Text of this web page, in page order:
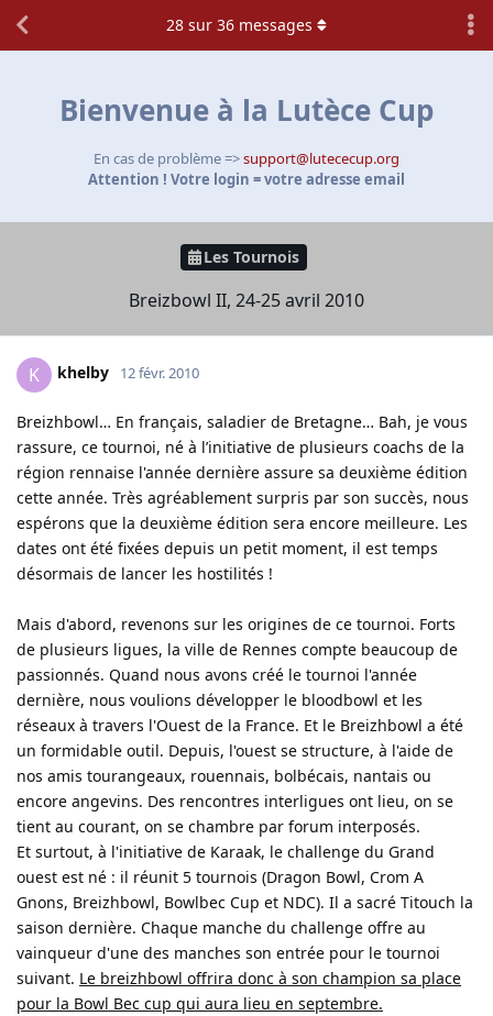
Bienvenue à la Lutèce Cup
En cas de problème =>support@lutececup.org
Attention ! Votre login = votre adresse email
Les Tournois
Breizbowl II, 24-25 avril 2010
28 sur 36 messages
K khelby 12 févr. 2010
Breizhbowl… En français, saladier de Bretagne… Bah, je vous
rassure, ce tournoi, né à l’initiative de plusieurs coachs de la
région rennaise l'année dernière assure sa deuxième édition
cette année. Très agréablement surpris par son succès, nous
espérons que la deuxième édition sera encore meilleure. Les
dates ont été fixées depuis un petit moment, il est temps
désormais de lancer les hostilités !
Mais d'abord, revenons sur les origines de ce tournoi. Forts
de plusieurs ligues, la ville de Rennes compte beaucoup de
passionnés. Quand nous avons créé le tournoi l'année
dernière, nous voulions développer le bloodbowl et les
réseaux à travers l'Ouest de la France. Et le Breizhbowl a été
un formidable outil. Depuis, l'ouest se structure, à l'aide de
nos amis tourangeaux, rouennais, bolbécais, nantais ou
encore angevins. Des rencontres interligues ont lieu, on se
tient au courant, on se chambre par forum interposés.
Et surtout, à l'initiative de Karaak, le challenge du Grand
ouest est né : il réunit 5 tournois (Dragon Bowl, Crom A
Gnons, Breizhbowl, Bowlbec Cup et NDC). Il a sacré Titouch la
saison dernière. Chaque manche du challenge offre au
vainqueur d'une des manches son entrée pour le tournoi
suivant. Le breizhbowl offrira donc à son champion sa place
pour la Bowl Bec cup qui aura lieu en septembre.